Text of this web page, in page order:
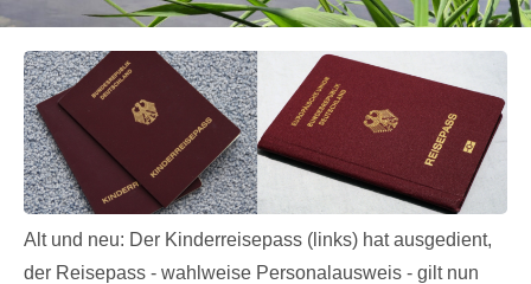
Alt und neu: Der Kinderreisepass (links) hat ausgedient,
der Reisepass - wahlweise Personalausweis - gilt nun